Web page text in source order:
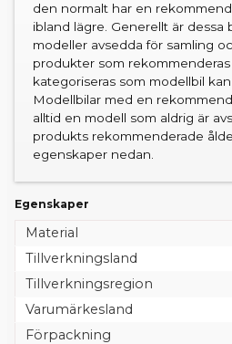
den normalt har en
ibland lägre. Generellt är dessa
modeller avsedda för samling
produkter som rekommenderas
kategoriseras som modellbil
Modellbilar med en
alltid en modell som aldrig är
produkts rekommenderade
egenskaper nedan.
Egenskaper
Material
Tillverkningsland
Tillverkningsregion
Varumärkesland
Förpackning